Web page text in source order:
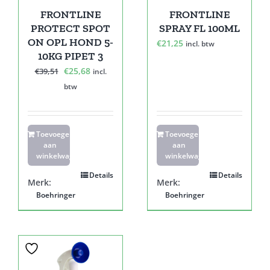
FRONTLINE
PROTECT SPOT
ON OPL HOND 5-
10KG PIPET 3
€39,51 Oorspronkelijke
prijs
€39,51.
€25,68Huidige
€25,68.
incl.
btw
Toevoegen
aan
winkelwagen
Details
Merk:
Boehringer
FRONTLINE
SPRAY FL 100ML
€21,25 incl. btw
Toevoegen
aan
winkelwagen
Details
Merk:
Boehringer